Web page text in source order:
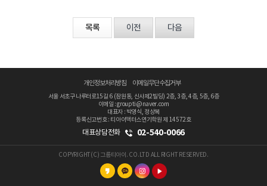
목록 이전 다음
개인정보처리방침 이메일무단수집거부
서울 서초구 나루터로15길 6 (잠원동, 신사제2빌딩) 2층, 3층, 4층, 5층, 6층
이메일 : groupti@naver.com
대표자 : 박영식, 정상복
등록신고번호 : 티아이액터스연기학원 제 14572호
대표상담전화 02-540-0066
COPYRIGHT(C) 그룹티아이. CO.LTD ALL RIGHT RESERVED.